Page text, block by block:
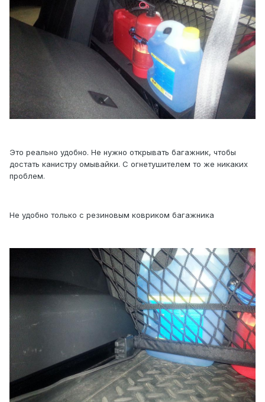
Это реально удобно. Не нужно открывать багажник, чтобы
достать канистру омывайки. С огнетушителем то же никаких
проблем.
Не удобно только с резиновым ковриком багажника